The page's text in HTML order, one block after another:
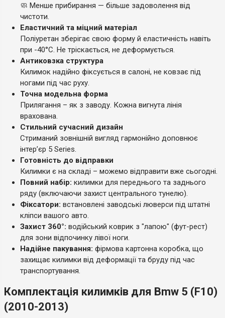
🧼 Менше прибирання — більше задоволення від
чистоти.
Еластичний та міцний матеріал
Поліуретан зберігає свою форму й еластичність навіть
при -40°C. Не тріскається, не деформується.
Антиковзка структура
Килимок надійно фіксується в салоні, не ковзає під
ногами під час руху.
Точна модельна форма
Прилягання – як з заводу. Кожна вигнута лінія
врахована.
Стильний сучасний дизайн
Стриманий зовнішній вигляд гармонійно доповнює
інтер’єр 5 Series.
Готовність до відправки
Килимки є на складі – можемо відправити вже сьогодні.
Повний набір: килимки для переднього та заднього
ряду (включаючи захист центрального тунелю).
Фіксатори: встановлені заводські люверси під штатні
кліпси вашого авто.
Захист 360°: водійський коврик з "лапою" (фут-рест)
для зони відпочинку лівої ноги.
Надійне пакування: фірмова картонна коробка, що
захищає килимки від деформації та бруду під час
транспортування.
Комплектація килимків для Bmw 5 (F10)
(2010-2013)